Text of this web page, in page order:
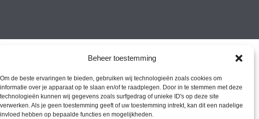
Beheer toestemming
Om de beste ervaringen te bieden, gebruiken wij technologieën zoals cookies om
informatie over je apparaat op te slaan en/of te raadplegen. Door in te stemmen met deze
technologieën kunnen wij gegevens zoals surfgedrag of unieke ID's op deze site
verwerken. Als je geen toestemming geeft of uw toestemming intrekt, kan dit een nadelige
invloed hebben op bepaalde functies en mogelijkheden.